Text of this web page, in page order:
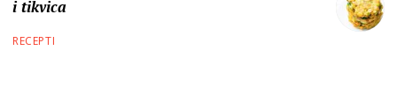
i tikvica
RECEPTI